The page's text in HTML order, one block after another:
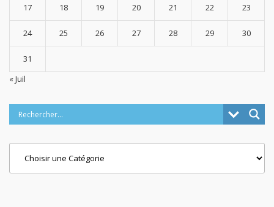
17 18 19 20 21 22 23
24 25 26 27 28 29 30
31
« Juil